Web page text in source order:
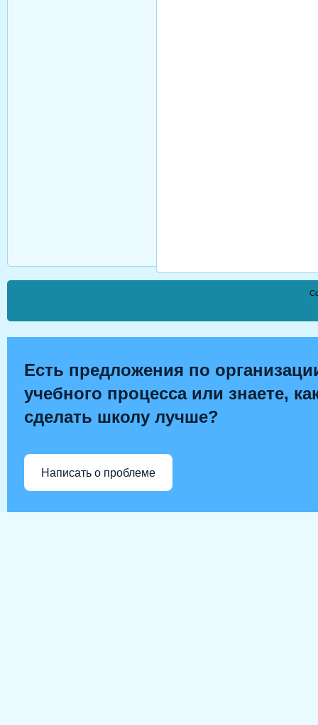
Есть предложения по
учебного процесса или знаете,
сделать школу лучше?
Написать о проблеме